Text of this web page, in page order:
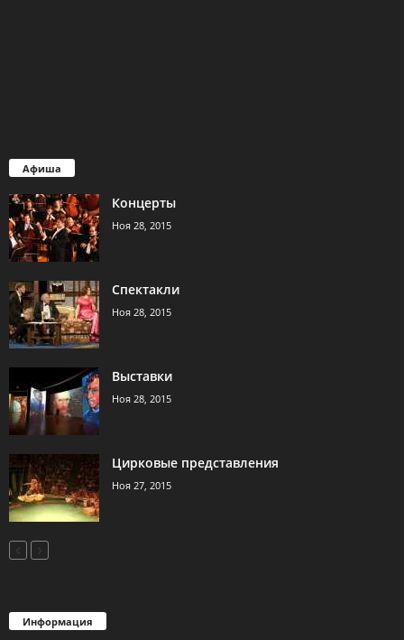
Афиша
Концерты
Ноя 28, 2015
Спектакли
Ноя 28, 2015
Выставки
Ноя 28, 2015
Цирковые представления
Ноя 27, 2015
Информация